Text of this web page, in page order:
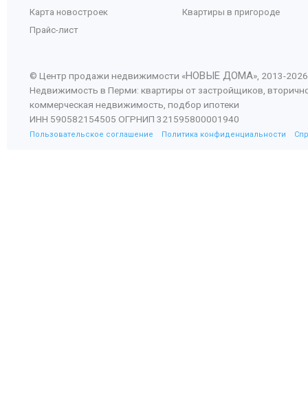
Карта новостроек
Прайс-лист
Квартиры в пригороде
© Центр продажи недвижимости «НОВЫЕ ДОМА», 2013-2026
Недвижимость в Перми: квартиры от застройщиков,
коммерческая недвижимость, подбор ипотеки
ИНН 590582154505 ОГРНИП 321595800001940
Пользовательское соглашение Политика конфиденциальности